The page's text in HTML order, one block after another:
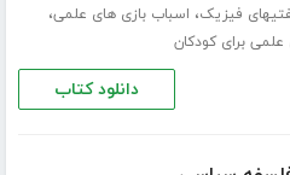
فیزیک، اسباب بازی های علمی،
برای کودکان
دانلود کتاب